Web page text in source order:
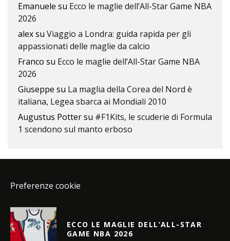
Emanuele su Ecco le maglie dell’All-Star Game NBA
2026
alexsu Viaggio a Londra: guida rapida per gli
appassionati delle maglie da calcio
Franco su Ecco le maglie dell’All-Star Game NBA
2026
Giuseppe su La maglia della Corea del Nord è
italiana, Legea sbarca ai Mondiali 2010
Augustus Pottersu #F1Kits, le scuderie di Formula
1 scendono sul manto erboso
Preferenze cookie
ECCO LE MAGLIE DELL’ALL-STAR
GAME NBA 2026